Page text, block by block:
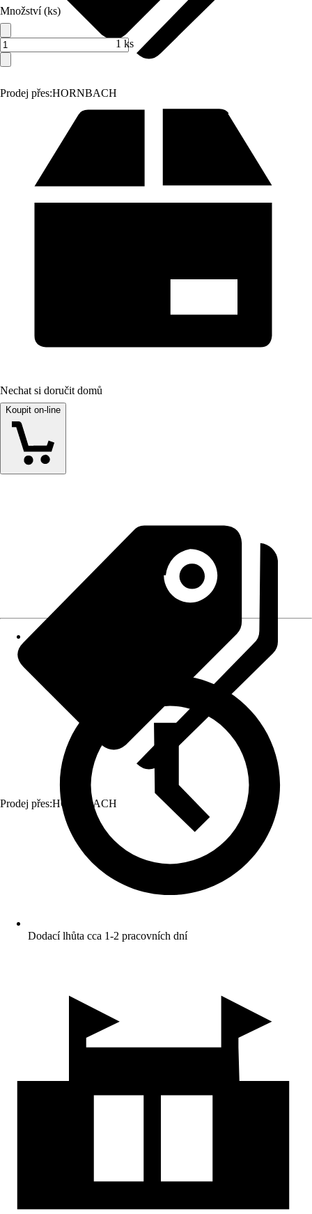
Prodej přes:HORNBACH
Množství (ks)
1 ks
Nechat si doručit domů
Koupit on-line
Prodej přes:HORNBACH
Dodací lhůta cca 1-2 pracovních dní